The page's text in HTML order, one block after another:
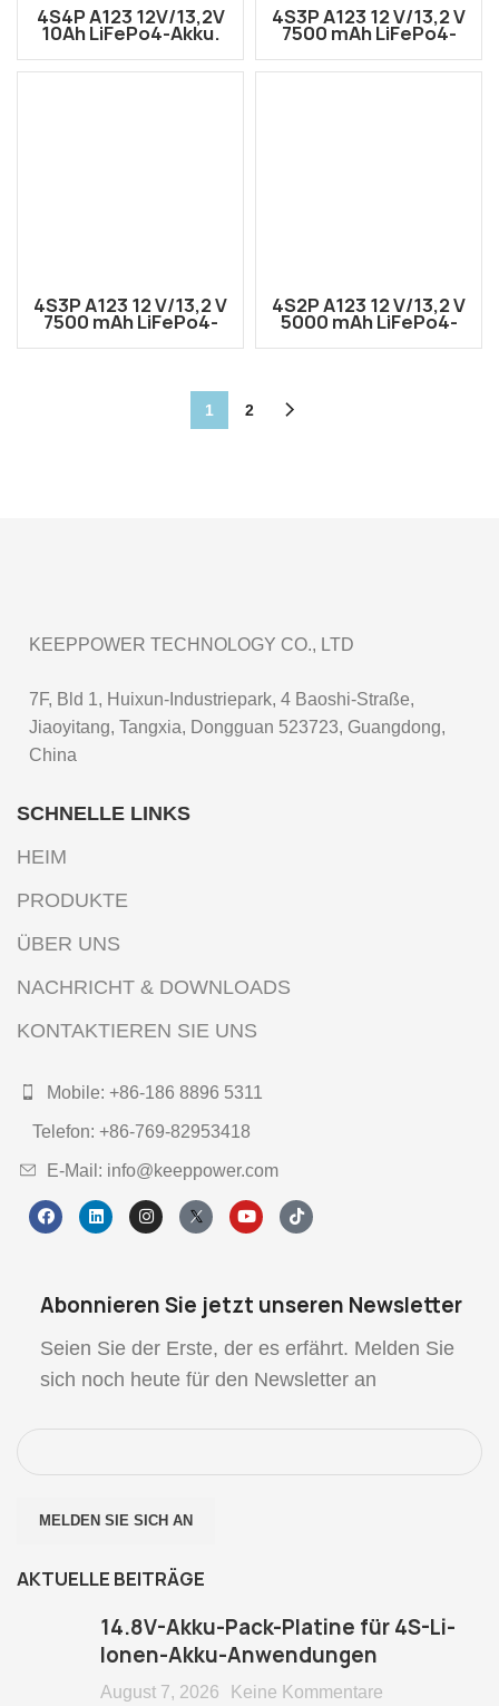
4S4P A123 12V/13,2V
10Ah LiFePo4-Akku.
Eisenphosphat-Akku
4S3P A123 12 V/13,2 V
7500 mAh LiFePo4-
Eisenphosphat-Akku
4S3P A123 12 V/13,2 V
7500 mAh LiFePo4-
Eisenphosphat-Akku
4S2P A123 12 V/13,2 V
5000 mAh LiFePo4-
Eisenphosphat-Akku
1 2
KEEPPOWER TECHNOLOGY CO., LTD
7F, Bld 1, Huixun-Industriepark, 4 Baoshi-Straße,
Jiaoyitang, Tangxia, Dongguan 523723, Guangdong,
China
SCHNELLE LINKS
HEIM
PRODUKTE
ÜBER UNS
NACHRICHT & DOWNLOADS
KONTAKTIEREN SIE UNS
Mobile: +86-186 8896 5311
Telefon: +86-769-82953418
E-Mail: info@keeppower.com
Abonnieren Sie jetzt unseren Newsletter
Seien Sie der Erste, der es erfährt. Melden Sie
sich noch heute für den Newsletter an
AKTUELLE BEITRÄGE
14.8V-Akku-Pack-Platine für 4S-Li-
Ionen-Akku-Anwendungen
August 7, 2026 Keine Kommentare